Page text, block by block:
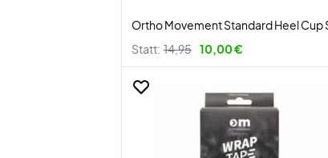
Ortho Movement Standard Heel Cup
Statt: 14,95 10,00 €